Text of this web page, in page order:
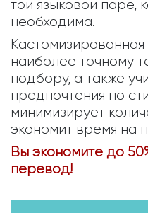
той языковой паре,
необходима.
наиболее точному
подбору, а также
предпочтения по
минимизирует
экономит время на
Вы экономите до
перевод!